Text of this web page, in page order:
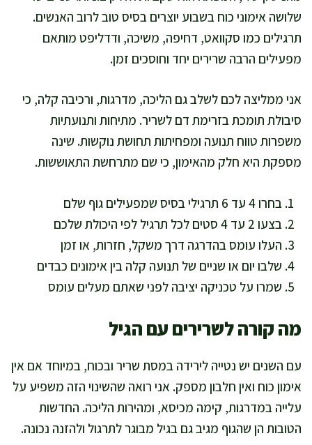
שלושה אימוני כוח בשבוע יוצרים בסיס טוב לרוב האנשים.
תרגילים כמו סקוואט, דחיפה, משיכה, ודדליפט מותאם
מפעילים הרבה שרירים יחד וחוסכים זמן.
אני ממליצה לכם לשלב גם הליכה, מדרגות, ורכיבה קלה, כי
סיבולת תומכת בזרימת דם לשריר. מתיחות ותנועתיות
משפרות טווח תנועה ומפחיתות תחושת נוקשות. שינה
מספקת היא חלק מהאימון, כי שם מתרחשת התאוששות.
בחרו 4 עד 6 תרגילי בסיס שמפעילים גוף שלם
בצעו 2 עד 4 סטים לכל תרגיל לפי היכולת שלכם
העלו עומס בהדרגה דרך משקל, חזרות, או זמן
שלבו יום או שניים של תנועה קלה בין אימונים כבדים
שמרו על טכניקה יציבה לפני שאתם מעלים עומס
מה קורה לשרירים עם הגיל
עם השנים יש נטייה לירידה במסת שריר ובכוח, במיוחד אם אין
אימון כוח ואין חלבון מספק. אני רואה שהשינוי הזה משפיע על
עלייה במדרגות, קימה מכיסא, ומהירות הליכה. החדשות
הטובות הן שהגוף מגיב גם בגיל מבוגר לתרגול ולהזנה נכונה.